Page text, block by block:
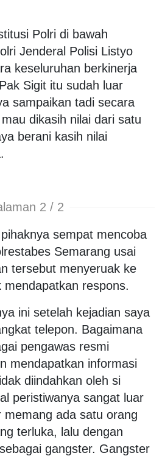
Polri di bawah
Jenderal Polisi Listyo
keseluruhan berkinerja
Sigit itu sudah luar
sampaikan tadi secara
dikasih nilai dari satu
berani kasih nilai
2 / 2
sempat mencoba
Semarang usai
tersebut menyeruak ke
respons.
ini setelah kejadian saya
telepon. Bagaimana
pengawas resmi
mendapatkan informasi
diindahkan oleh si
peristiwanya sangat luar
memang ada satu orang
terluka, lalu dengan
gangster. Gangster